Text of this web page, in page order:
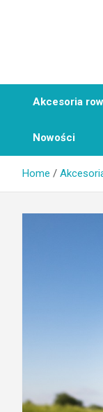
Akcesoria
Nowości
Home